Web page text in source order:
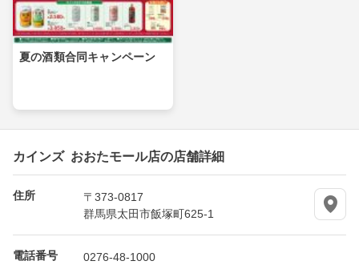
夏の酒類合同キャンペーン
カインズ おおたモール店の店舗詳細
住所
〒373-0817
群馬県太田市飯塚町625-1
電話番号 0276-48-1000